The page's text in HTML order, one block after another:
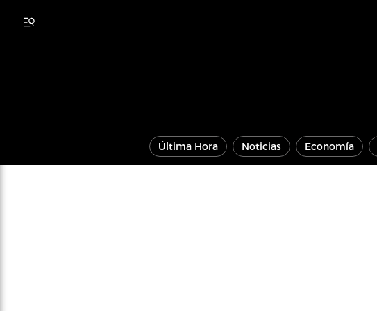
Última Hora Noticias Economía